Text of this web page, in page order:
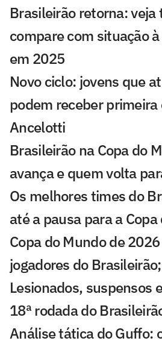
Brasileirão retorna: veja
compare com situação
em 2025
Novo ciclo: jovens que
podem receber primeira
Ancelotti
Brasileirão na Copa do
avança e quem volta
Os melhores times do
até a pausa para a
Copa do Mundo de
jogadores do
Lesionados, suspensos
18ª rodada do
Análise tática do Guffo: